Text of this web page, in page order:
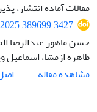
مقالات آماده انتشار،
حسن ماهور عبدالرضا
طاهره ازمشا، اسماعیل
مشاهده مقاله